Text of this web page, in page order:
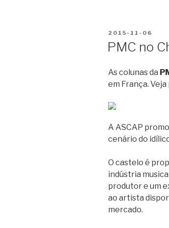
PUBLICADO
2015-11-06
PMC no
As colunas da
em França.
A ASCAP
cenário do
O castelo é
indústria
produtor e um
ao artista
mercado.